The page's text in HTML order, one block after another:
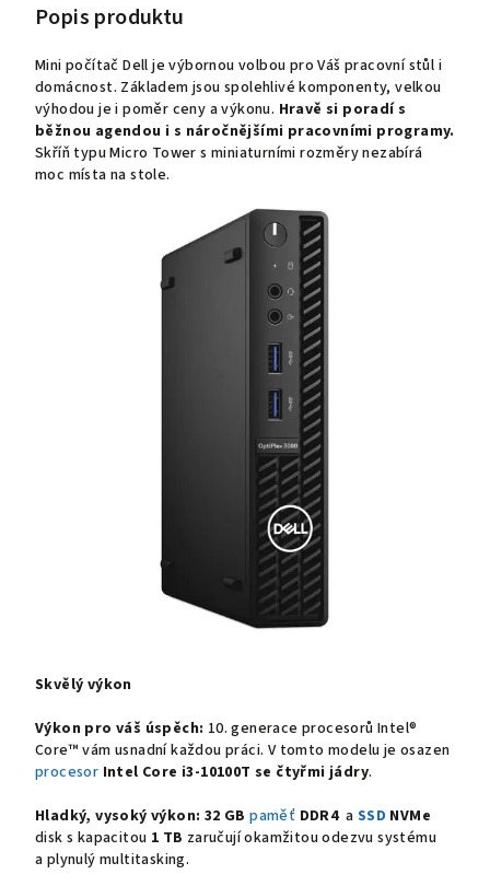
Popis produktu
Mini počítač Dell je výbornou volbou pro Váš pracovní stůl i
domácnost. Základem jsou spolehlivé komponenty, velkou
výhodou je i poměr ceny a výkonu. Hravě si poradí s
běžnou agendou i s náročnějšími pracovními programy.
Skříň typu Micro Tower s miniaturními rozměry nezabírá
moc místa na stole.
Skvělý výkon
Výkon pro váš úspěch: 10. generace procesorů Intel®
Core™ vám usnadní každou práci. V tomto modelu je osazen
procesor Intel Core i3-10100T se čtyřmi jádry.
Hladký, vysoký výkon: 32 GBpaměť DDR4a SSD NVMe
disk s kapacitou 1 TB zaručují okamžitou odezvu systému
a plynulý multitasking.